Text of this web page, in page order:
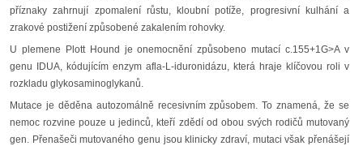
příznaky zahrnují zpomalení růstu, kloubní potíže, progresivní kulhání a
zrakové postižení způsobené zakalením rohovky.
U plemene Plott Hound je onemocnění způsobeno mutací c.155+1G>A v
genu IDUA, kódujícím enzym afla-L-iduronidázu, která hraje klíčovou roli v
rozkladu glykosaminoglykanů.
Mutace je děděna autozomálně recesivním způsobem. To znamená, že se
nemoc rozvine pouze u jedinců, kteří zdědí od obou svých rodičů mutovaný
gen. Přenašeči mutovaného genu jsou klinicky zdraví, mutaci však přenášejí